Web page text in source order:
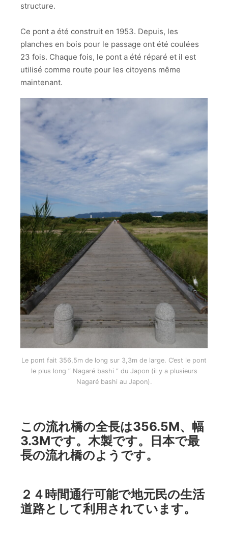
structure.
Ce pont a été construit en 1953. Depuis, les
planches en bois pour le passage ont été coulées
23 fois. Chaque fois, le pont a été réparé et il est
utilisé comme route pour les citoyens même
maintenant.
Le pont fait 356,5m de long sur 3,3m de large. C’est le pont
le plus long ” Nagaré bashi ” du Japon (il y a plusieurs
Nagaré bashi au Japon).
この流れ橋の全長は356.5M、幅
3.3Mです。木製です。日本で最
長の流れ橋のようです。
２４時間通行可能で地元民の生活
道路として利用されています。